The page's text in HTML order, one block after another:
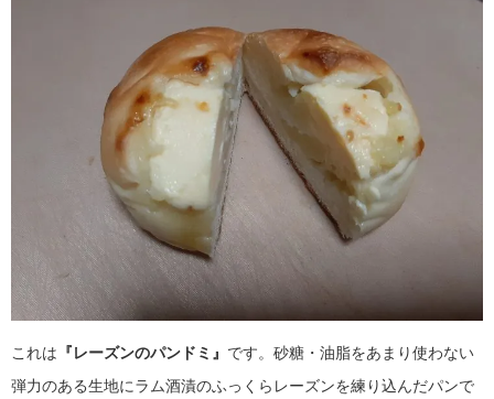
これは 『レーズンのパンドミ』 です。砂糖・油脂をあまり使わない
弾力のある生地に ラム酒漬のふっくらレーズンを練り込んだパンで